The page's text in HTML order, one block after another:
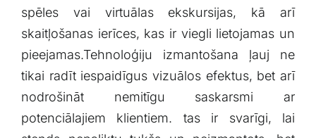
spēles vai‍ virtuālas ekskursijas, kā arī
skaitļošanas ‍ierīces, kas ir⁢ viegli ‍lietojamas un​
pieejamas.Tehnoloģiju izmantošana ļauj ne
tikai radīt iespaidīgus vizuālos efektus, bet arī
nodrošināt nemitīgu saskarsmi ar
potenciālajiem klientiem. tas ir svarīgi, lai